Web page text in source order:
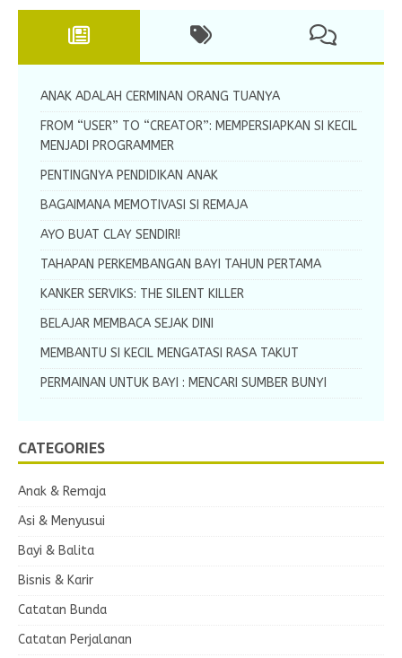
ANAK ADALAH CERMINAN ORANG TUANYA
FROM “USER” TO “CREATOR”: MEMPERSIAPKAN SI KECIL
MENJADI PROGRAMMER
PENTINGNYA PENDIDIKAN ANAK
BAGAIMANA MEMOTIVASI SI REMAJA
AYO BUAT CLAY SENDIRI!
TAHAPAN PERKEMBANGAN BAYI TAHUN PERTAMA
KANKER SERVIKS: THE SILENT KILLER
BELAJAR MEMBACA SEJAK DINI
MEMBANTU SI KECIL MENGATASI RASA TAKUT
PERMAINAN UNTUK BAYI : MENCARI SUMBER BUNYI
CATEGORIES
Anak & Remaja
Asi & Menyusui
Bayi & Balita
Bisnis & Karir
Catatan Bunda
Catatan Perjalanan